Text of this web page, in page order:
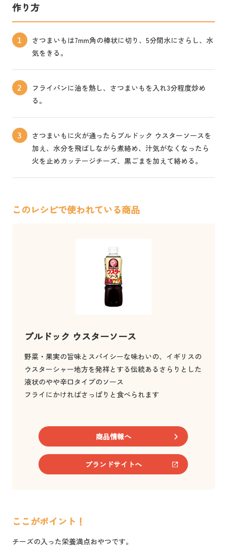
このレシピで使われている商品
ブルドック ウスターソース
野菜・果実の旨味とスパイシーな味わいの、イギリスの
ウスターシャー地方を発祥とする伝統あるさらりとした
液状のやや辛口タイプのソース
フライにかければさっぱりと食べられます
商品情報へ
ブランドサイトへ
ここがポイント！
チーズの入った栄養満点おやつです。
作り方
1
さつまいもは7mm角の棒状に切り、5分間水にさらし、水
気をきる。
2
フライパンに油を熱し、さつまいもを入れ3分程度炒め
る。
3
さつまいもに火が通ったらブルドック ウスターソースを
加え、水分を飛ばしながら煮絡め、汁気がなくなったら
火を止めカッテージチーズ、黒ごまを加えて絡める。